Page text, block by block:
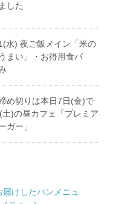
した
水) 夜ご飯メイン「米の
まい」・お得用食パ
め切りは本日7日(金)で
)の昼カフェ「プレミア
ガー」
けしたパンメニュ